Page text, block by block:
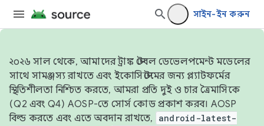
সাইন-ইন করুন
২০২৬ সাল থেকে, আমাদের ট্রাঙ্ক স্টেবল ডেভেলপমেন্ট মডেলের
সাথে সামঞ্জস্য রাখতে এবং ইকোসিস্টেমের জন্য প্ল্যাটফর্মের
স্থিতিশীলতা নিশ্চিত করতে, আমরা প্রতি দুই ও চার ত্রৈমাসিকে
(Q2 এবং Q4) AOSP-তে সোর্স কোড প্রকাশ করব। AOSP
বিল্ড করতে এবং এতে অবদান রাখতে,
android-latest-